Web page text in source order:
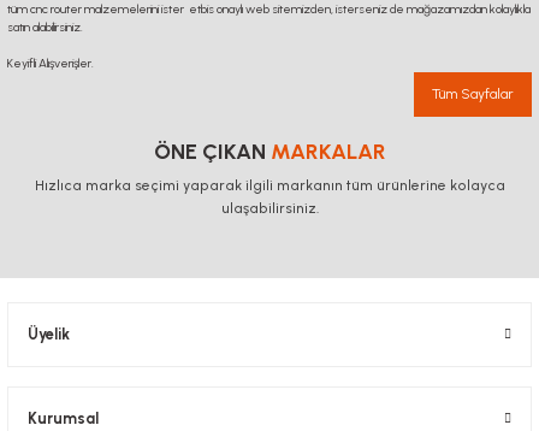
tüm cnc router malzemelerini ister etbis onaylı web sitemizden, isterseniz de mağazamızdan kolaylıkla
satın alabilirsiniz.
Keyifli Alışverişler.
Tüm Sayfalar
ÖNE ÇIKAN MARKALAR
Hızlıca marka seçimi yaparak ilgili markanın tüm ürünlerine kolayca
ulaşabilirsiniz.
Üyelik
Kurumsal